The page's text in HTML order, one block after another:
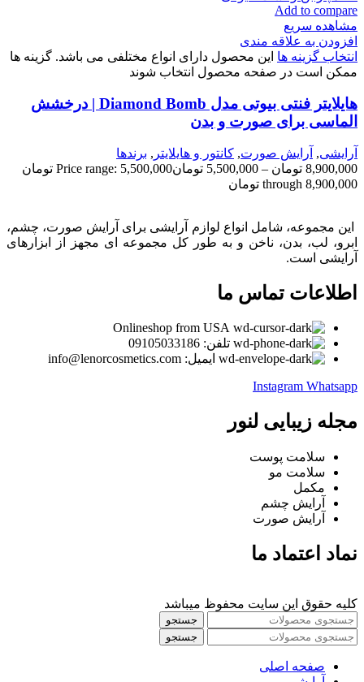
Add to compare
مشاهده سریع
افزودن به علاقه مندی
انتخاب گزینه ها این محصول دارای انواع مختلفی می باشد. گزینه ها
ممکن است در صفحه محصول انتخاب شوند
هایلایتر فنتی بیوتی مدل Diamond Bomb | درخشش
الماسی برای صورت و بدن
آرایشی, آرايش صورت, كانتور و هايلايتر , برندها
8,900,000 تومان –
5,500,000 تومان
Price range: 5,500,000 تومان
through 8,900,000 تومان
این مجموعه، شامل انواع لوازم آرایشی برای آرایش صورت، چشم،
ابرو، لب، بدن، ناخن و به طور کل مجموعه ای مجهز از ابزارهای
آرایشی است.
اطلاعات تماس ما
Onlineshop from USA
تلفن: 09105033186
ایمیل: info@lenorcosmetics.com
Instagram Whatsapp
مجله زیبایی لنور
سلامت پوست
سلامت مو
مکمل
آرایش چشم
آرایش صورت
نماد اعتماد ما
کلیه حقوق این سایت محفوظ میباشد
جستجو
جستجو
صفحه اصلی